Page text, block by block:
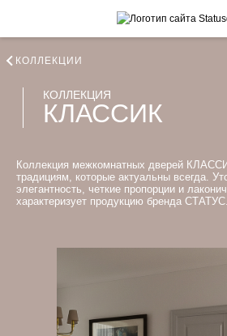
КОЛЛЕКЦИЯ
КЛАССИК
Коллекция межкомнатных дверей
традициям, которые актуальны всегда.
элегантность, четкие пропорции и
характеризует продукцию бренда CТАТУС.
КОЛЛЕКЦИИ